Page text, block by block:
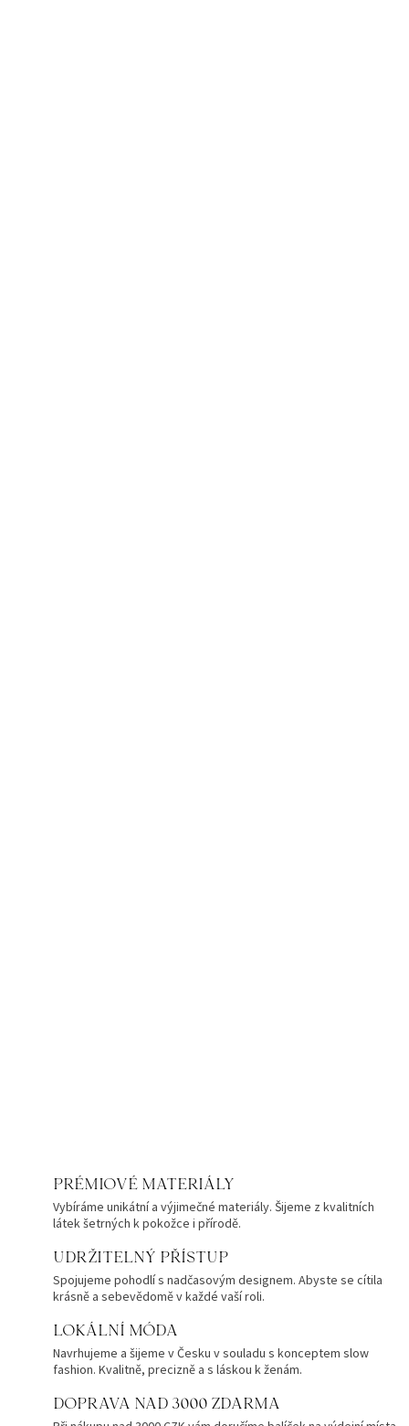
PRÉMIOVÉ MATERIÁLY
Vybíráme unikátní a výjimečné materiály. Šijeme z kvalitních
látek šetrných k pokožce i přírodě.
UDRŽITELNÝ PŘÍSTUP
Spojujeme pohodlí s nadčasovým designem. Abyste se cítila
krásně a sebevědomě v každé vaší roli.
LOKÁLNÍ MÓDA
Navrhujeme a šijeme v Česku v souladu s konceptem slow
fashion. Kvalitně, precizně a s láskou k ženám.
DOPRAVA NAD 3000 ZDARMA